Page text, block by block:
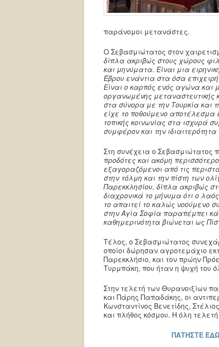
παράνομοι μετανάστες.
Ο Σεβασμιώτατος στον
δίπλα ακριβώς στους χώρους
και μηνύματα. Είναι μια
Έβρου ενάντια στα όσα
Είναι ο καρπός ενός αγώνα και
οργανωμένης μεταναστευτικής
στα σύνορα με την Τουρκία και
είχε το ποθούμενο αποτέλεσμα
τοπικής κοινωνίας στα ισχυρά
συμφέρον και την ιδιαιτερότητα
Στη συνέχεια ο Σεβασμιώτατος
προδότες και ακόμη
εξαγοραζόμενοι από τις
στην τόλμη και την πίστη των
Παρεκκλησίου, δίπλα ακριβώς
διαχρονικά το μήνυμα ότι ο
το απαιτεί το καλώς νοούμενο
στην Αγία Σοφία παραπέμπει
καθημερινότητα βιώνεται ως
Τέλος, ο Σεβασμιώτατος
οποίοι δώρησαν αγροτεμάχιο
Παρεκκλήσιο, και τον πρώην
Τυρμπάκη, που ήταν η ψυχή του
Στην τελετή των Θυρανοιξίων
και Πάρης Παπαδάκης, οι
Κωνσταντίνος Βενετίδης,
και πλήθος κόσμου. Η όλη
ΠΑΤΗΣΤΕ